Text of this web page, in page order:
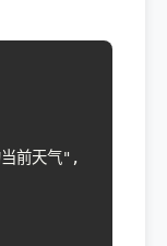
前天气",